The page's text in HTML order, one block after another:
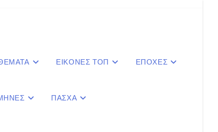
ΕΙΚΟΝΕΣ ΤΟΠ ΕΠΟΧΕΣ
ΠΑΣΧΑ